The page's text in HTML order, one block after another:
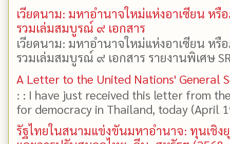
เวียดนาม: มหาอำนาจใหม่แห่งอาเซียน ห
รวมเล่มสมบูรณ์ ๙ เอกสาร
เวียดนาม: มหาอำนาจใหม่แห่งอาเซียน ห
รวมเล่มสมบูรณ์ ๙ เอกสาร รายงานพิเศษ
A Letter to the United Nations' General
: : I have just received this letter from
for democracy in Thailand, today (April
รัฐไทยในสนามแข่งขันมหาอำนาจ: ทุนเชิง